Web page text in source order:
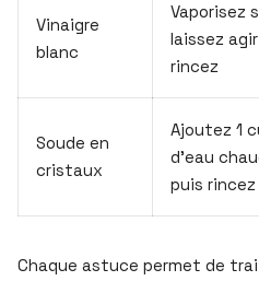
Vinaigre
blanc
Vaporisez
laissez
rincez
Soude en
cristaux
Ajoutez 1
d’eau
puis rincez
Chaque astuce permet de